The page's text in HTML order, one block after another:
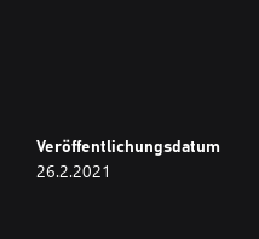
Veröffentlichungsdatum
26.2.2021